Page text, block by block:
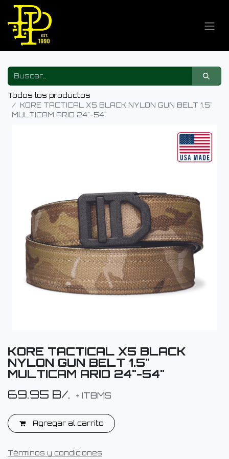
Todos los productos
KORE TACTICAL X5 BLACK NYLON GUN BELT 1.5"
MULTICAM ARID 24"-54"
KORE TACTICAL X5 BLACK
NYLON GUN BELT 1.5"
MULTICAM ARID 24"-54"
69.95 B/. + ITBMS
Agregar al carrito
Términos y condiciones